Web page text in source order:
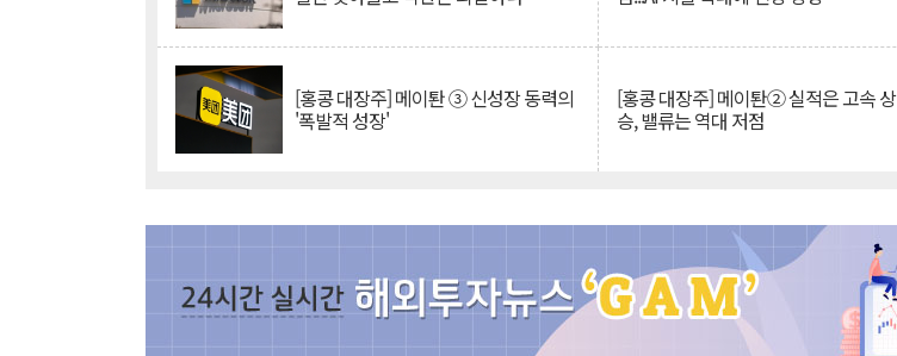
[홍콩 대장주] 메이퇀 ③ 신성장 동력의
'폭발적 성장'
[홍콩 대장주] 메이퇀② 실적은 고속 상
승, 밸류는 역대 저점